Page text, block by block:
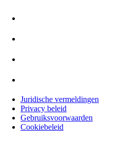
Juridische vermeldingen
Privacy beleid
Gebruiksvoorwaarden
Cookiebeleid